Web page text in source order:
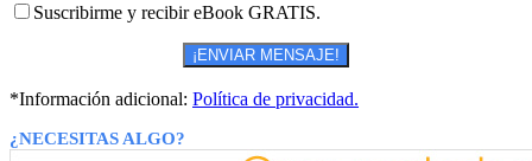
Suscribirme y recibir eBook GRATIS.
*Información adicional: Política de privacidad.
¿NECESITAS ALGO?